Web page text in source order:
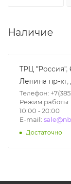
Наличие
ТРЦ "Россия",
Ленина пр-
Телефон:
Режим работы:
10:00 - 20:00
E-mail:
Достаточно